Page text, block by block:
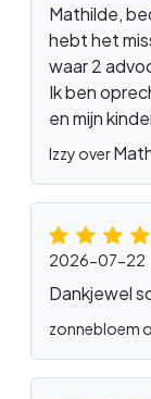
Mathilde,
hebt het
waar 2
Ik ben
en mijn
Izzy over
2026-07-22
Dankjewel
zonnebloem